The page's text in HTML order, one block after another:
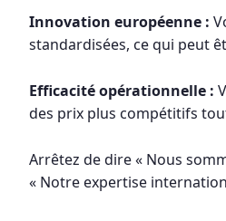
Innovation européenne :
standardisées, ce qui peut
Efficacité opérationnelle :
des prix plus compétitifs
Arrêtez de dire « Nous
« Notre expertise